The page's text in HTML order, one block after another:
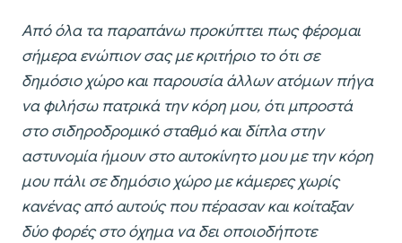
Από όλα τα παραπάνω προκύπτει πως φέρομαι
σήμερα ενώπιον σας με κριτήριο το ότι σε
δημόσιο χώρο και παρουσία άλλων ατόμων πήγα
να φιλήσω πατρικά την κόρη μου, ότι μπροστά
στο σιδηροδρομικό σταθμό και δίπλα στην
αστυνομία ήμουν στο αυτοκίνητο μου με την κόρη
μου πάλι σε δημόσιο χώρο με κάμερες χωρίς
κανένας από αυτούς που πέρασαν και κοίταξαν
δύο φορές στο όχημα να δει οποιοδήποτε